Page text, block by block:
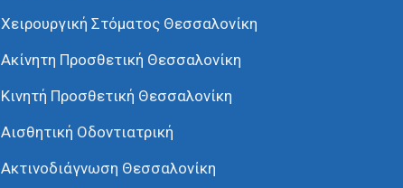
Χειρουργική Στόματος Θεσσαλονίκη
Ακίνητη Προσθετική Θεσσαλονίκη
Κινητή Προσθετική Θεσσαλονίκη
Αισθητική Οδοντιατρική
Ακτινοδιάγνωση Θεσσαλονίκη